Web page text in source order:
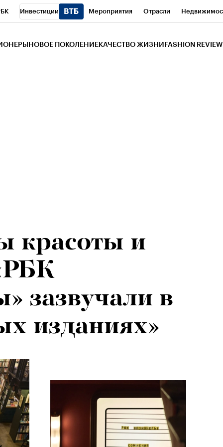
Инвестиции Мероприятия Отрасли
НОВОЕ ПОКОЛЕНИЕ КАЧЕСТВО ЖИЗНИ FASHION REVIEW
красоты и
зазвучали в
изданиях»
что
открытии